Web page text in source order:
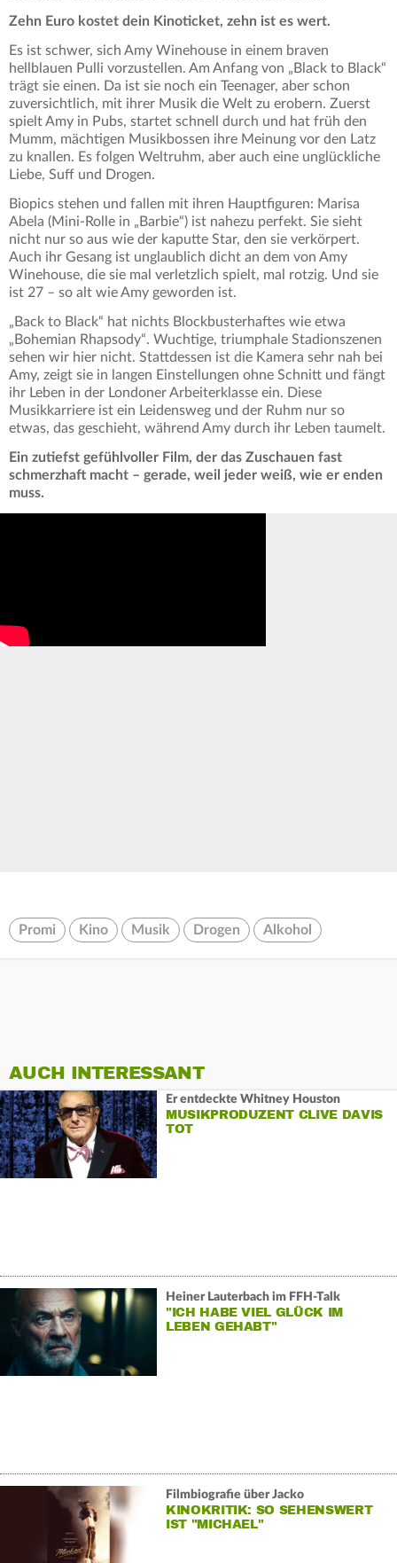
Zehn Euro kostet dein Kinoticket, zehn ist es wert.
Es ist schwer, sich Amy Winehouse in einem braven
hellblauen Pulli vorzustellen. Am Anfang von „Black to Black“
trägt sie einen. Da ist sie noch ein Teenager, aber schon
zuversichtlich, mit ihrer Musik die Welt zu erobern. Zuerst
spielt Amy in Pubs, startet schnell durch und hat früh den
Mumm, mächtigen Musikbossen ihre Meinung vor den Latz
zu knallen. Es folgen Weltruhm, aber auch eine unglückliche
Liebe, Suff und Drogen.
Biopics stehen und fallen mit ihren Hauptfiguren: Marisa
Abela (Mini-Rolle in „Barbie“) ist nahezu perfekt. Sie sieht
nicht nur so aus wie der kaputte Star, den sie verkörpert.
Auch ihr Gesang ist unglaublich dicht an dem von Amy
Winehouse, die sie mal verletzlich spielt, mal rotzig. Und sie
ist 27 – so alt wie Amy geworden ist.
„Back to Black“ hat nichts Blockbusterhaftes wie etwa
„Bohemian Rhapsody“. Wuchtige, triumphale Stadionszenen
sehen wir hier nicht. Stattdessen ist die Kamera sehr nah bei
Amy, zeigt sie in langen Einstellungen ohne Schnitt und fängt
ihr Leben in der Londoner Arbeiterklasse ein. Diese
Musikkarriere ist ein Leidensweg und der Ruhm nur so
etwas, das geschieht, während Amy durch ihr Leben taumelt.
Ein zutiefst gefühlvoller Film, der das Zuschauen fast
schmerzhaft macht – gerade, weil jeder weiß, wie er enden
muss.
Promi Kino Musik Drogen Alkohol
AUCH INTERESSANT
Er entdeckte Whitney Houston
MUSIKPRODUZENT CLIVE DAVIS
TOT
Heiner Lauterbach im FFH-Talk
"ICH HABE VIEL GLÜCK IM
LEBEN GEHABT"
Filmbiografie über Jacko
KINOKRITIK: SO SEHENSWERT
IST "MICHAEL"